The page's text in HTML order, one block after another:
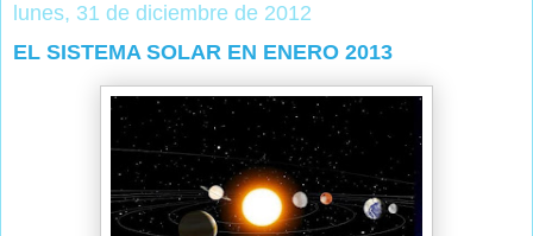
lunes, 31 de diciembre de 2012
EL SISTEMA SOLAR EN ENERO 2013